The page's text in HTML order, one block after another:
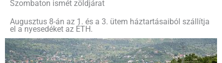
Szombaton ismét zöldjárat
Augusztus 8-án az 1. és a 3. ütem háztartásaiból szállítja
el a nyesedéket az ÉTH.